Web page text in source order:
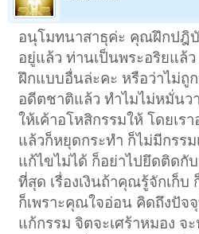
อนุโมทนาสาธุค่ะ คุณฝึกปฎิ
อยู่แล้ว ท่านเป็นพระอริยแล้
ฝึกแบบอื่นล่ะคะ หรือว่าไม่ถู
อดีตชาติแล้ว ทำไมไม่หมั่นว
ให้เค้าอโหสิกรรมให้ โดยเร
แล้วก็หยุดกระทำ ก็ไม่มีกรรม
แก้ไขไม่ได้ ก็อย่าไปยึดติดกั
ที่สุด เรื่องเงินถ้าคุณรู้จักเก็บ
ก็เพราะคุณใจอ่อน คิดถึงปัจ
แก้กรรม จิตจะเศร้าหมอง